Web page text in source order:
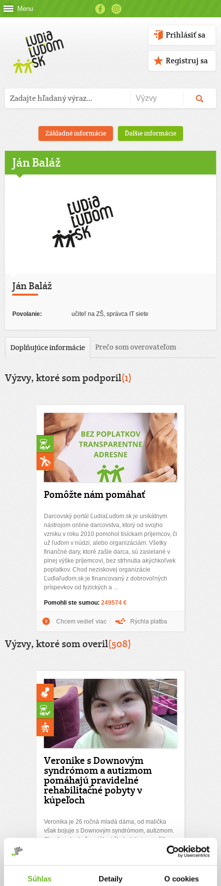
Súhlas Detaily O cookies
Menu
Prihlásiť sa
Registruj sa
Základné informácie Ďalšie informácie
Ján Baláž
Ján Baláž
Povolanie: učiteľ na ZŠ, správca IT siete
Doplňujúce informácie Prečo som overovateľom
Výzvy, ktoré som podporil(1)
Pomôžte nám pomáhať
Darcovský portál ĽudiaĽuďom.sk je unikátnym
nástrojom online darcovstva, ktorý od svojho
vzniku v roku 2010 pomohol tisíckam príjemcov, či
už ľuďom v núdzi, alebo organizáciám. Všetky
finančné dary, ktoré zašle darca, sú zasielané v
plnej výške príjemcovi, bez strhnutia akýchkoľvek
poplatkov. Chod neziskovej organizácie
Ľuďiaľuďom.sk je financovaný z dobrovoľných
príspevkov od fyzických a ...
Pomohli ste sumou: 249574 €
Chcem vedieť viac Rýchla platba
Výzvy, ktoré som overil(508)
Veronike s Downovým
syndrómom a autizmom
pomáhajú pravidelné
rehabilitačné pobyty v
kúpeľoch
Veronika je 26 ročná mladá dáma, od malička
však bojuje s Downovým syndrómom, autizmom.
Chodievala do špeciálnej školy, kde ju naučili
používať kominukačné kartičky v tablete. Teraz je
aj s nohami, potrebuje ortopedickú obuv. S
maminou chodievajú pravidelne na rehabilitačné
pobyty do kúpeľov v Dudinciach, kde jej